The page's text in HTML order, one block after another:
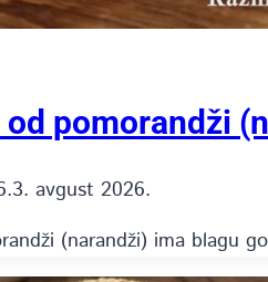
pomorandži
3. avgust 2026.
(narandži) ima blagu